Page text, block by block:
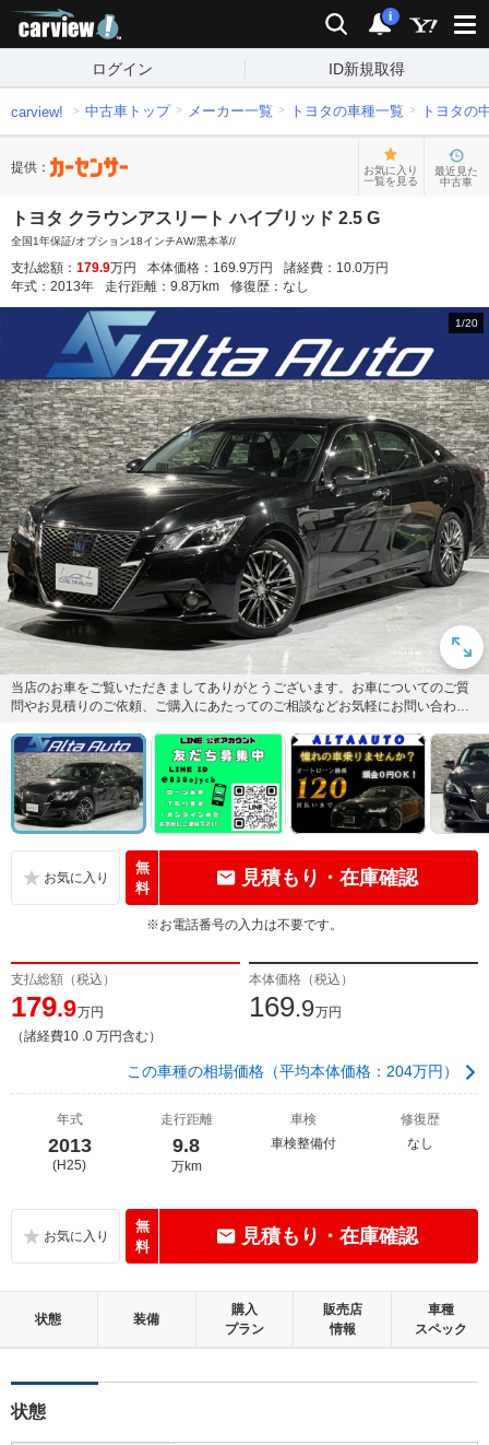
検索 通知
i
ログイン ID新規取得
carview! 中古車トップ メーカー一覧 トヨタの車種一覧 トヨタの
提供：
お気に入り
一覧を見る
最近見た
中古車
トヨタ クラウンアスリート ハイブリッド 2.5 G
全国1年保証/オプション18インチAW/黒本革//
支払総額： 179.9万円 本体価格： 169.9万円 諸経費： 10.0万円
年式： 2013年 走行距離： 9.8万km 修復歴： なし
1/20
当店のお車をご覧いただきましてありがとうございます。お車についてのご質
問やお見積りのご依頼、ご購入にあたってのご相談などお気軽にお問い合わせ
無
料
見積もり・在庫確認
※お電話番号の入力は不要です。
支払総額（税込）
179.9万円
（諸経費10 .0 万円含む）
本体価格（税込）
169.9万円
この車種の相場価格（平均本体価格：204万円）
年式
2013
(H25)
走行距離
9.8
万km
車検
車検整備付
修復歴
なし
無
料
見積もり・在庫確認
状態 装備
購入
プラン
販売店
情報
車種
スペック
状態